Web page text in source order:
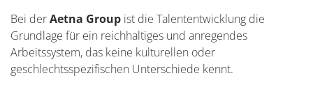
Bei derAetna Group ist die Talententwicklung die
Grundlage für ein reichhaltiges und anregendes
Arbeitssystem, das keine kulturellen oder
geschlechtsspezifischen Unterschiede kennt.